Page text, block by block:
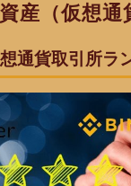
産（仮想
通貨取引所ラ